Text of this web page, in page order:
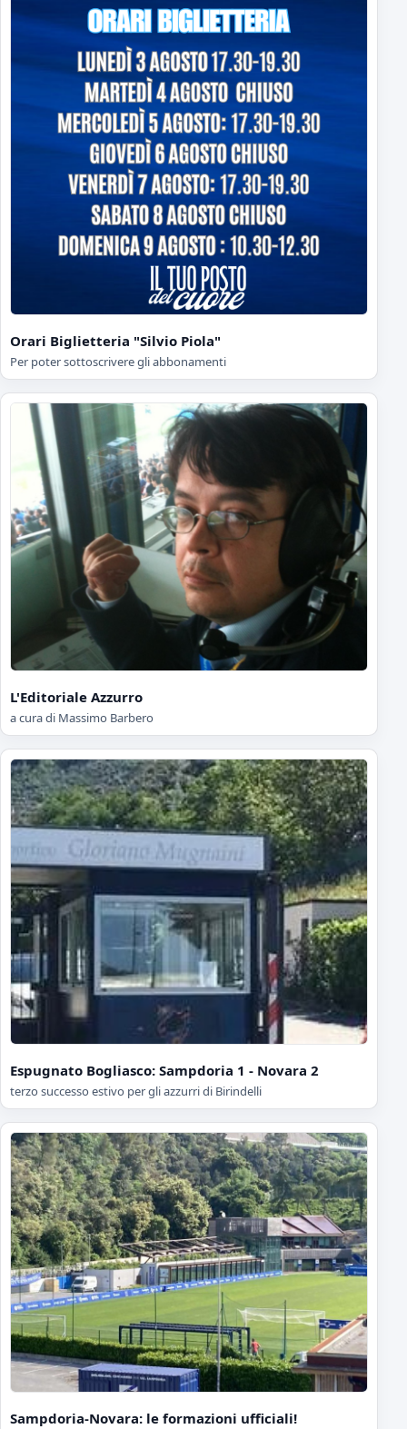
Orari Biglietteria "Silvio Piola"
Per poter sottoscrivere gli abbonamenti
L'Editoriale Azzurro
a cura di Massimo Barbero
Espugnato Bogliasco: Sampdoria 1 - Novara 2
terzo successo estivo per gli azzurri di Birindelli
Sampdoria-Novara: le formazioni ufficiali!